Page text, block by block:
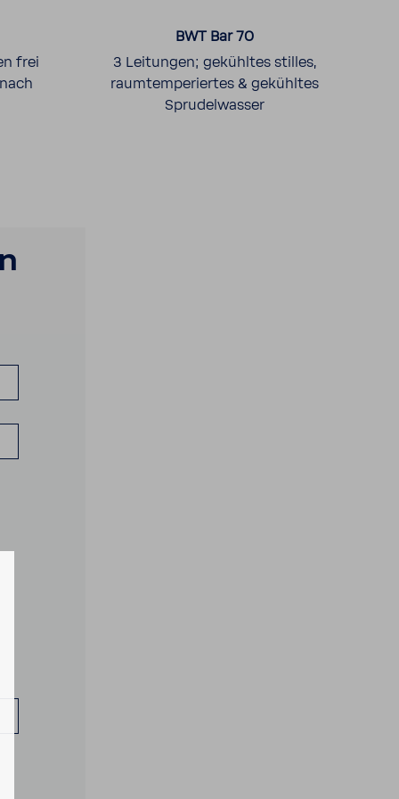
frei
BWT Bar 70
3 Leitungen; gekühltes stilles,
raum­tem­pe­riertes & gekühltes
Spru­del­wasser